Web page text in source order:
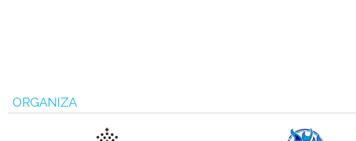
ORGANIZA